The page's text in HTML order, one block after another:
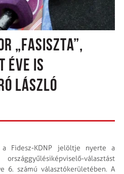
„FASISZTA”,
ÉVE IS
LÁSZLÓ
Fidesz-KDNP jelöltje nyerte a
választást
6. számú választókerületében. A